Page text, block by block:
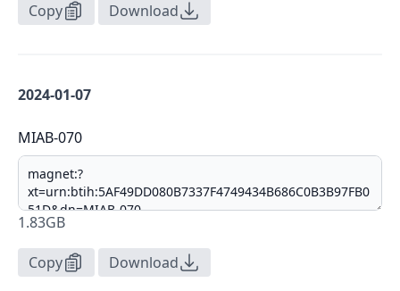
Copy Download
2024-01-07
MIAB-070
1.83GB
Copy Download